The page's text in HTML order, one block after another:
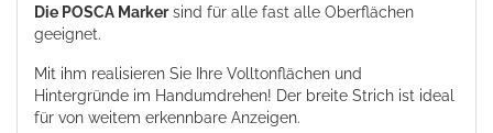
Die POSCA Markersind für alle fast alle Oberflächen
geeignet.
Mit ihm realisieren Sie Ihre Volltonflächen und
Hintergründe im Handumdrehen! Der breite Strich ist ideal
für von weitem erkennbare Anzeigen.